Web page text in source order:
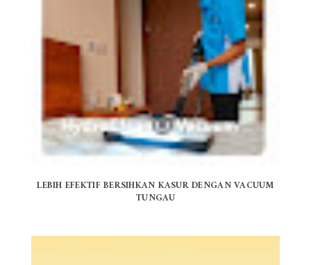
LEBIH EFEKTIF BERSIHKAN KASUR DENGAN VACUUM
TUNGAU